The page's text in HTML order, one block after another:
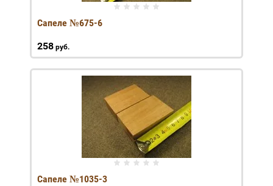
Сапеле №675-6
258 руб.
Сапеле №1035-3